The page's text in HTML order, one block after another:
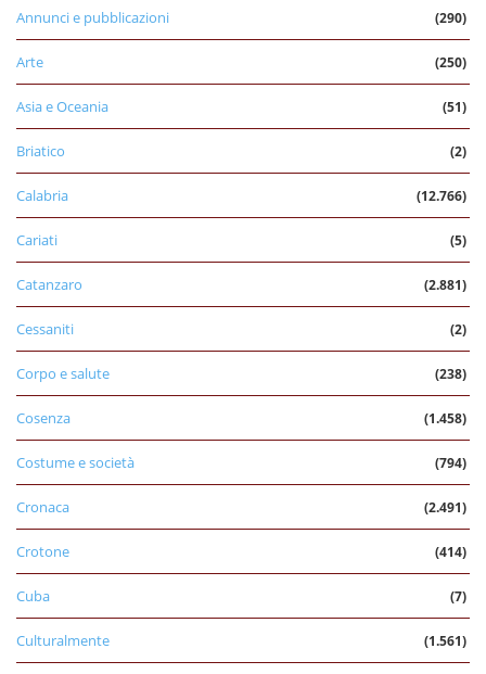
Annunci e pubblicazioni (290)
Arte (250)
Asia e Oceania (51)
Briatico (2)
Calabria (12.766)
Cariati (5)
Catanzaro (2.881)
Cessaniti (2)
Corpo e salute (238)
Cosenza (1.458)
Costume e società (794)
Cronaca (2.491)
Crotone (414)
Cuba (7)
Culturalmente (1.561)